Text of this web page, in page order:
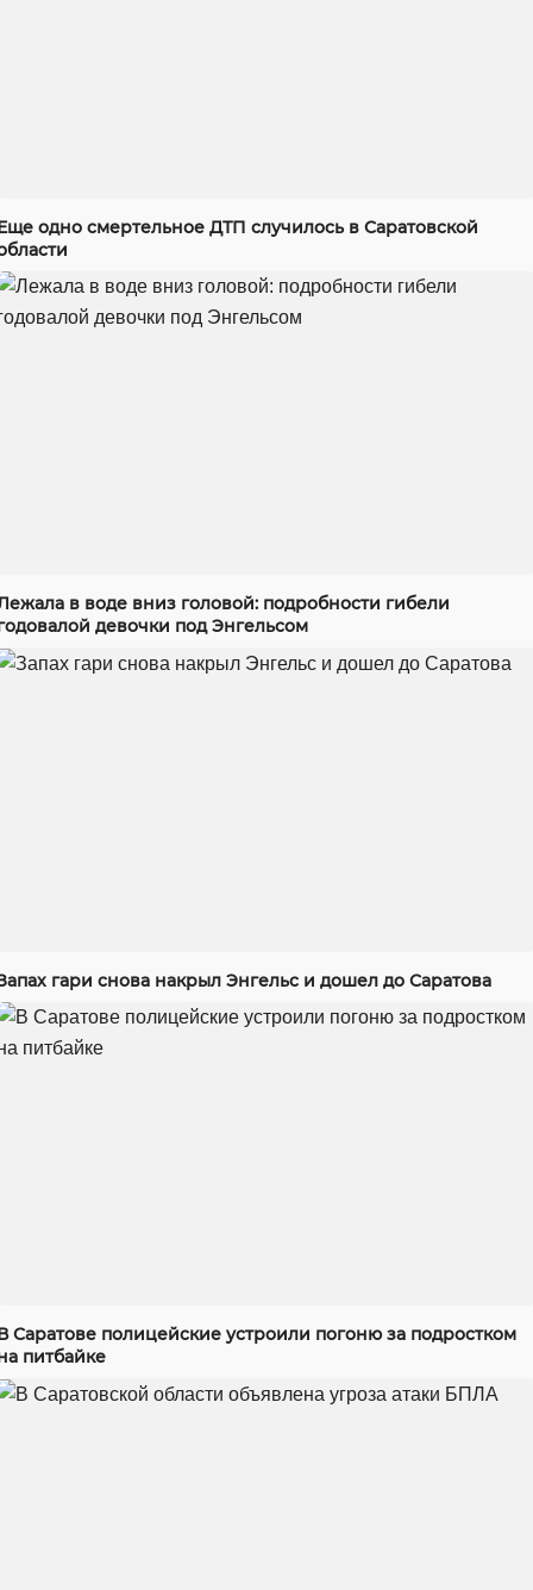
одно смертельное ДТП случилось в Саратовской
в воде вниз головой: подробности гибели
девочки под Энгельсом
гари снова накрыл Энгельс и дошел до Саратова
Саратове полицейские устроили погоню за подростком
питбайке